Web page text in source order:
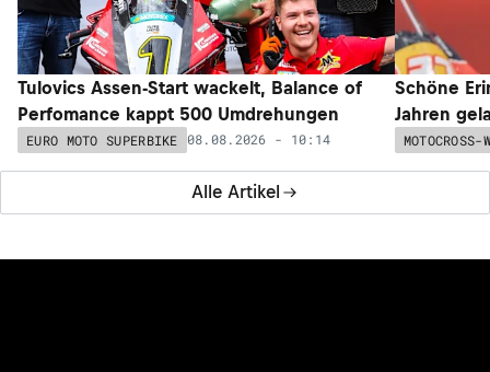
Alle Artikel
Tulovics Assen-Start wackelt, Balance of
Perfomance kappt 500 Umdrehungen
EURO MOTO SUPERBIKE 08.08.2026 - 10:14
Schöne
Jahren
MOTOCROSS-